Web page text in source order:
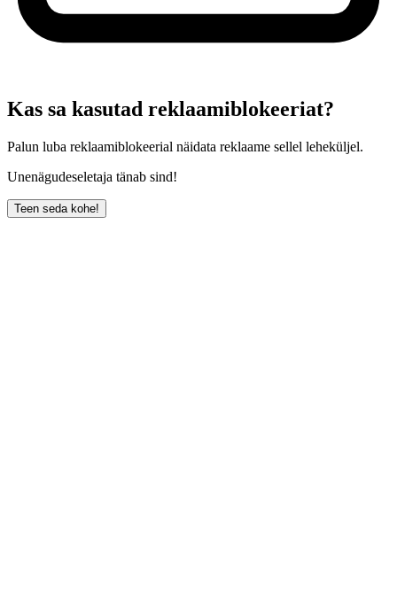
Kas sa kasutad reklaamiblokeeriat?
Palun luba reklaamiblokeerial näidata reklaame sellel leheküljel.
Unenägudeseletaja tänab sind!
Teen seda kohe!